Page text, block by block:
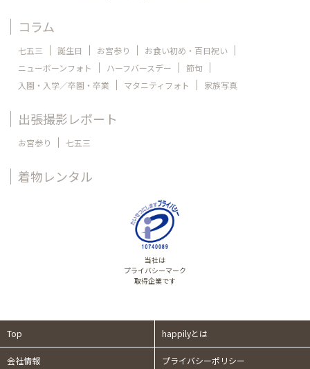
コラム
七五三 誕生日 お宮参り
お食い初め・百日祝い
ニューボーンフォト
ハーフバースデー
節句
入園・入学／卒園・卒業
マタニティフォト 家族写真
出張撮影レポート
お宮参り 七五三
着物レンタル
当社は
プライバシーマーク
取得企業です
Top happilyとは
会社情報 プライバシーポリシー